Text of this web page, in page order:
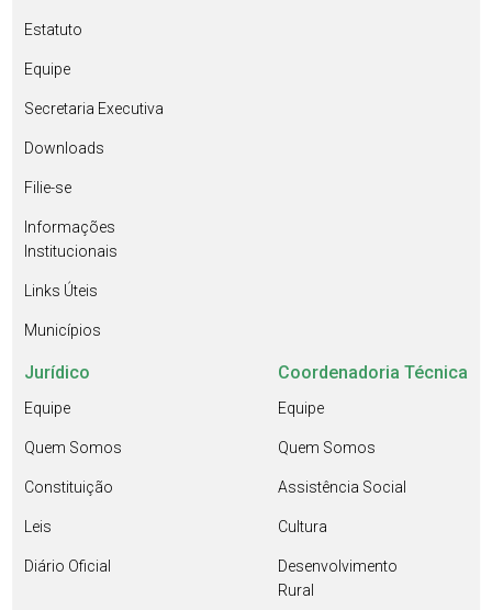
Estatuto
Equipe
Secretaria Executiva
Downloads
Filie-se
Informações
Institucionais
Links Úteis
Municípios
Jurídico
Equipe
Quem Somos
Constituição
Leis
Diário Oficial
Coordenadoria Técnica
Equipe
Quem Somos
Assistência Social
Cultura
Desenvolvimento
Rural